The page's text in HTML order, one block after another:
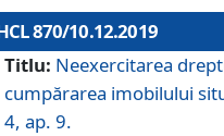
870/10.12.2019
Titlu: Neexercitarea
cumpărarea imobilului
4, ap. 9.